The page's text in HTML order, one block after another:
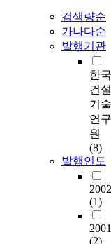
검색량순
가나다순
발행기관
한국
건설
기술
연구
원
(8)
발행연도
2002
(1)
2001
(2)